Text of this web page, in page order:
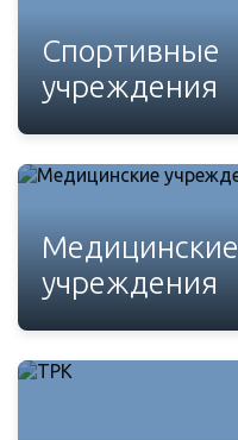
Спортивные
учреждения
Медицинские
учреждения